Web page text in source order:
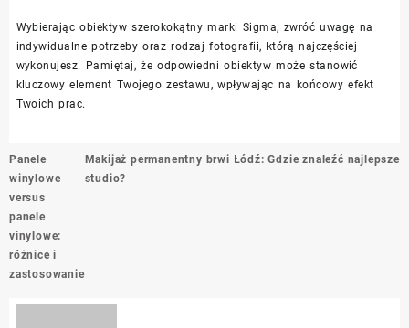
Wybierając obiektyw szerokokątny marki Sigma, zwróć uwagę na
indywidualne potrzeby oraz rodzaj fotografii, którą najczęściej
wykonujesz. Pamiętaj, że odpowiedni obiektyw może stanowić
kluczowy element Twojego zestawu, wpływając na końcowy efekt
Twoich prac.
Nawigacja
wpisu
Panele
winylowe
versus
panele
vinylowe:
różnice i
zastosowanie
Makijaż permanentny brwi Łódź: Gdzie znaleźć najlepsze
studio?